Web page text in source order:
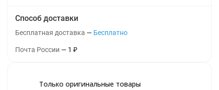
Способ доставки
Бесплатная доставка Бесплатно
Почта России 1 ₽
Только оригинальные товары